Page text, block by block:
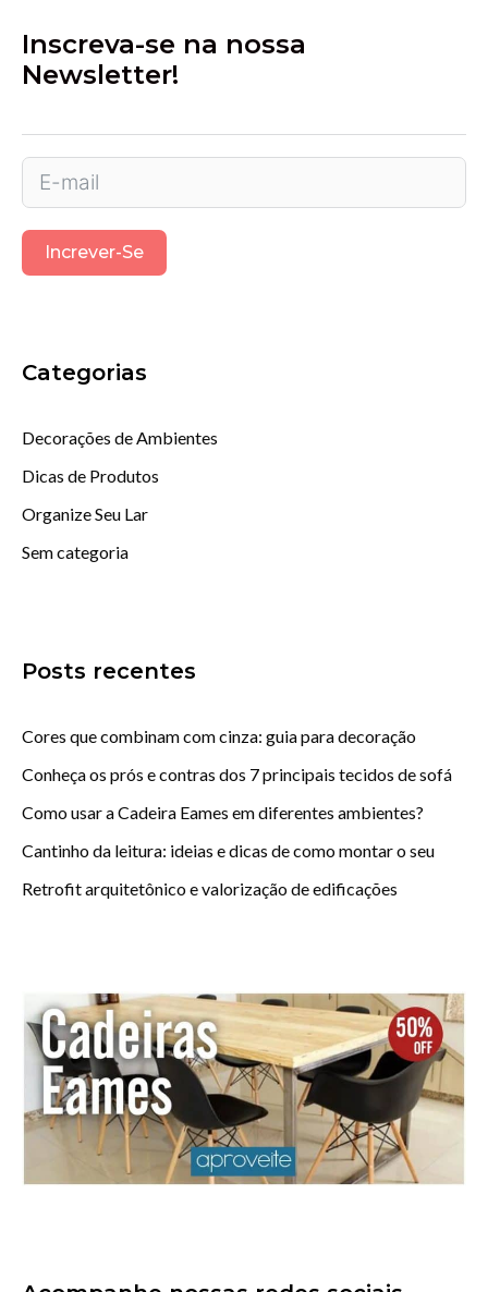
Inscreva-se na nossa
Newsletter!
Increver-Se
Categorias
Decorações de Ambientes
Dicas de Produtos
Organize Seu Lar
Sem categoria
Posts recentes
Cores que combinam com cinza: guia para decoração
Conheça os prós e contras dos 7 principais tecidos de sofá
Como usar a Cadeira Eames em diferentes ambientes?
Cantinho da leitura: ideias e dicas de como montar o seu
Retrofit arquitetônico e valorização de edificações